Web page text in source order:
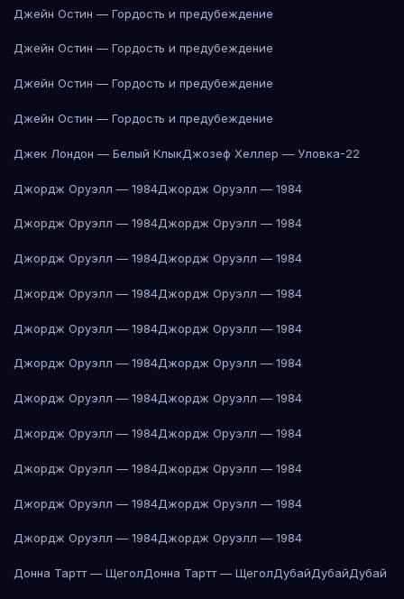
Джейн Остин — Гордость и предубеждение
Джейн Остин — Гордость и предубеждение
Джейн Остин — Гордость и предубеждение
Джейн Остин — Гордость и предубеждение
Джек Лондон — Белый КлыкДжозеф Хеллер — Уловка-22
Джордж Оруэлл — 1984Джордж Оруэлл — 1984
Джордж Оруэлл — 1984Джордж Оруэлл — 1984
Джордж Оруэлл — 1984Джордж Оруэлл — 1984
Джордж Оруэлл — 1984Джордж Оруэлл — 1984
Джордж Оруэлл — 1984Джордж Оруэлл — 1984
Джордж Оруэлл — 1984Джордж Оруэлл — 1984
Джордж Оруэлл — 1984Джордж Оруэлл — 1984
Джордж Оруэлл — 1984Джордж Оруэлл — 1984
Джордж Оруэлл — 1984Джордж Оруэлл — 1984
Джордж Оруэлл — 1984Джордж Оруэлл — 1984
Джордж Оруэлл — 1984Джордж Оруэлл — 1984
Донна Тартт — ЩеголДонна Тартт — ЩеголДубайДубайДубай